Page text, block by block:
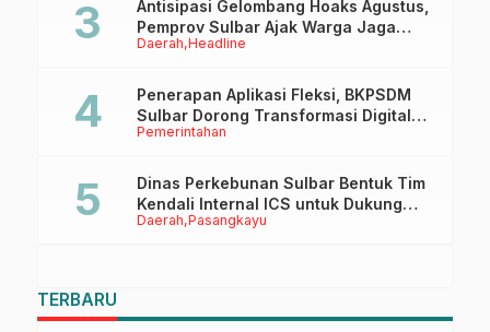
Daerah Headline
Antisipasi Gelombang Hoaks Agustus,
Pemprov Sulbar Ajak Warga Jaga
Ruang Digital
Pemerintahan
Penerapan Aplikasi Fleksi, BKPSDM
Sulbar Dorong Transformasi Digital
Sistem Kehadiran ASN
Daerah Pasangkayu
Dinas Perkebunan Sulbar Bentuk Tim
Kendali Internal ICS untuk Dukung
Sertifikasi ISPO Pekebun di
TERBARU